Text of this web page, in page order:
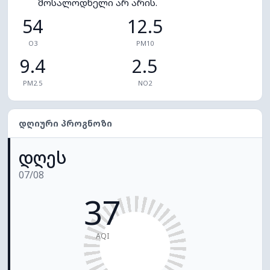
54
O3
12.5
PM10
9.4
PM2.5
2.5
NO2
ᲓᲦᲘᲣᲠᲘ ᲞᲠᲝᲒᲜᲝᲖᲘ
დღეს
07/08
37
AQI